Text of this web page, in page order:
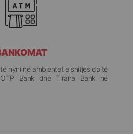
hyni në ambientet e shitjes do të
Bank dhe Tirana Bank në